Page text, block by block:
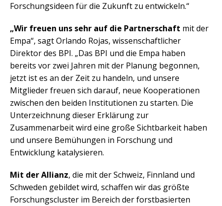
Forschungsideen für die Zukunft zu entwickeln.“
„Wir freuen uns sehr auf die Partnerschaft mit der
Empa“, sagt Orlando Rojas, wissenschaftlicher
Direktor des BPI. „Das BPI und die Empa haben
bereits vor zwei Jahren mit der Planung begonnen,
jetzt ist es an der Zeit zu handeln, und unsere
Mitglieder freuen sich darauf, neue Kooperationen
zwischen den beiden Institutionen zu starten. Die
Unterzeichnung dieser Erklärung zur
Zusammenarbeit wird eine große Sichtbarkeit haben
und unsere Bemühungen in Forschung und
Entwicklung katalysieren.
Mit der Allianz, die mit der Schweiz, Finnland und
Schweden gebildet wird, schaffen wir das größte
Forschungscluster im Bereich der forstbasierten